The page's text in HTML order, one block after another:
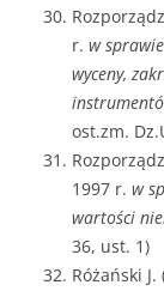
r. w
wyceny,
ost.zm.
1997 r. w
wartości
36, ust. 1)
Różański J.